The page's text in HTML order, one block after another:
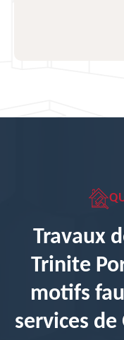
Travaux
Trinite
motifs
services